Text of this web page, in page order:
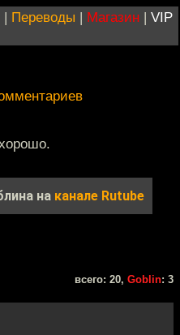
| Переводы | Магазин | VIP
на канале Rutube
всего: 20, Goblin: 3